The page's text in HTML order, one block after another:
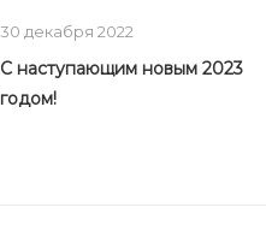
30 декабря 2022
С наступающим новым 2023
годом!